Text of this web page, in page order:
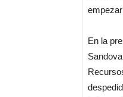
En la